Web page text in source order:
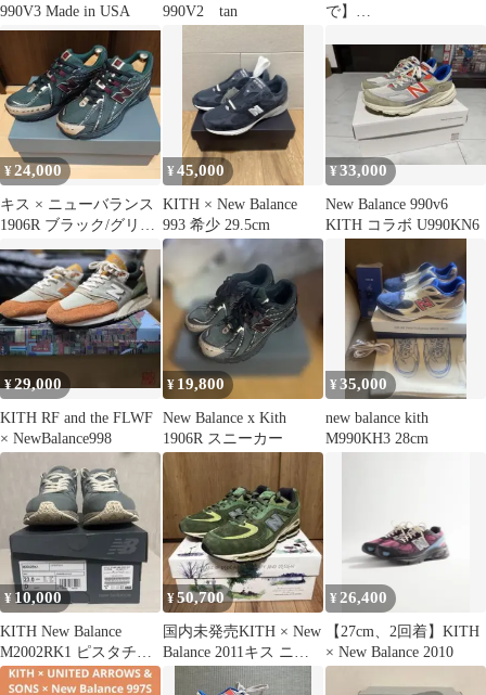
990V3 Made in USA
990V2 tan
で】
26.5cm
¥24,000
キス × ニューバランス
1906R ブラック/グリー
¥45,000
KITH × New Balance
993 希少 29.5cm
¥33,000
New Balance 990v6
KITH コラボ U990KN6
¥29,000
KITH RF and the FLWF
× NewBalance998
¥ 19,800
New Balance x Kith
1906R スニーカー
¥35,000
new balance kith
M990KH3 28cm
¥10,000
KITH New Balance
M2002RK1 ピスタチオ
カラー23.0cm
¥50,700
国内未発売KITH × New
Balance 2011キス ニュ
¥ 26,400
【27cm、2回着】KITH
× New Balance 2010